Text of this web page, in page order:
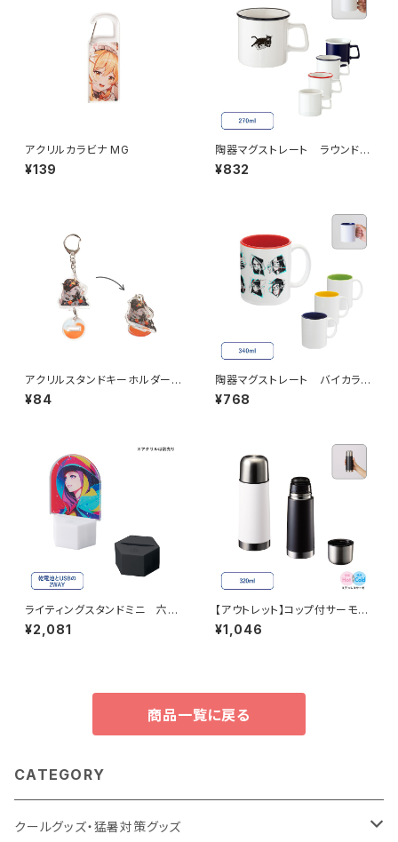
アクリルカラビナ MG
¥139
陶器マグストレート ラウンドリ
ップ MG
¥832
アクリルスタンドキーホルダー
（S）MG
¥84
陶器マグストレート バイカラー
MG
¥768
ライティングスタンドミニ 六角
MG（アクリル板対応）
¥2,081
【アウトレット】コップ付サーモス
¥1,046
商品一覧に戻る
CATEGORY
クールグッズ・猛暑対策グッズ